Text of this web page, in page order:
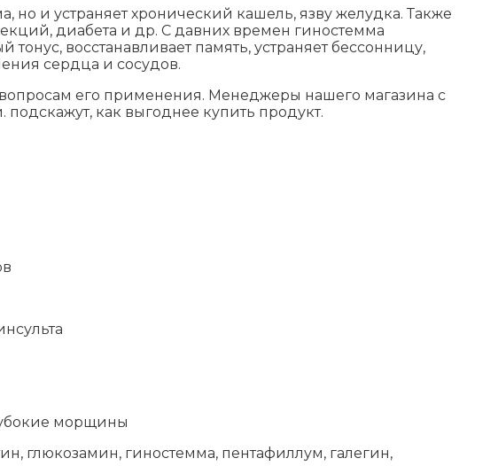
и устраняет хронический кашель, язву желудка. Также
диабета и др. С давних времен гиностемма
восстанавливает память, устраняет бессонницу,
сердца и сосудов.
его применения. Менеджеры нашего магазина с
как выгоднее купить продукт.
морщины
глюкозамин, гиностемма, пентафиллум, галегин,